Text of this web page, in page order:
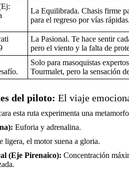
La Equilibrada. Chasis firme
para el regreso por vías rápidas.
La Pasional. Te hace sentir
pero el viento y la falta de
Solo para masoquistas
Tourmalet, pero la sensación
del piloto: El viaje
esta ruta experimenta una
Euforia y adrenalina.
ligera, el motor suena a gloria.
(Eje Pirenaico): Concentración